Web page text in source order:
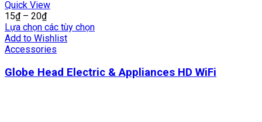
Quick View
15₫– 20₫
Lựa chọn các tùy chọn
Add to Wishlist
Accessories
Globe Head Electric & Appliances HD WiFi